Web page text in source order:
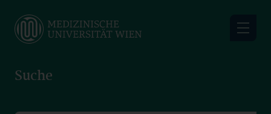
main
Suche